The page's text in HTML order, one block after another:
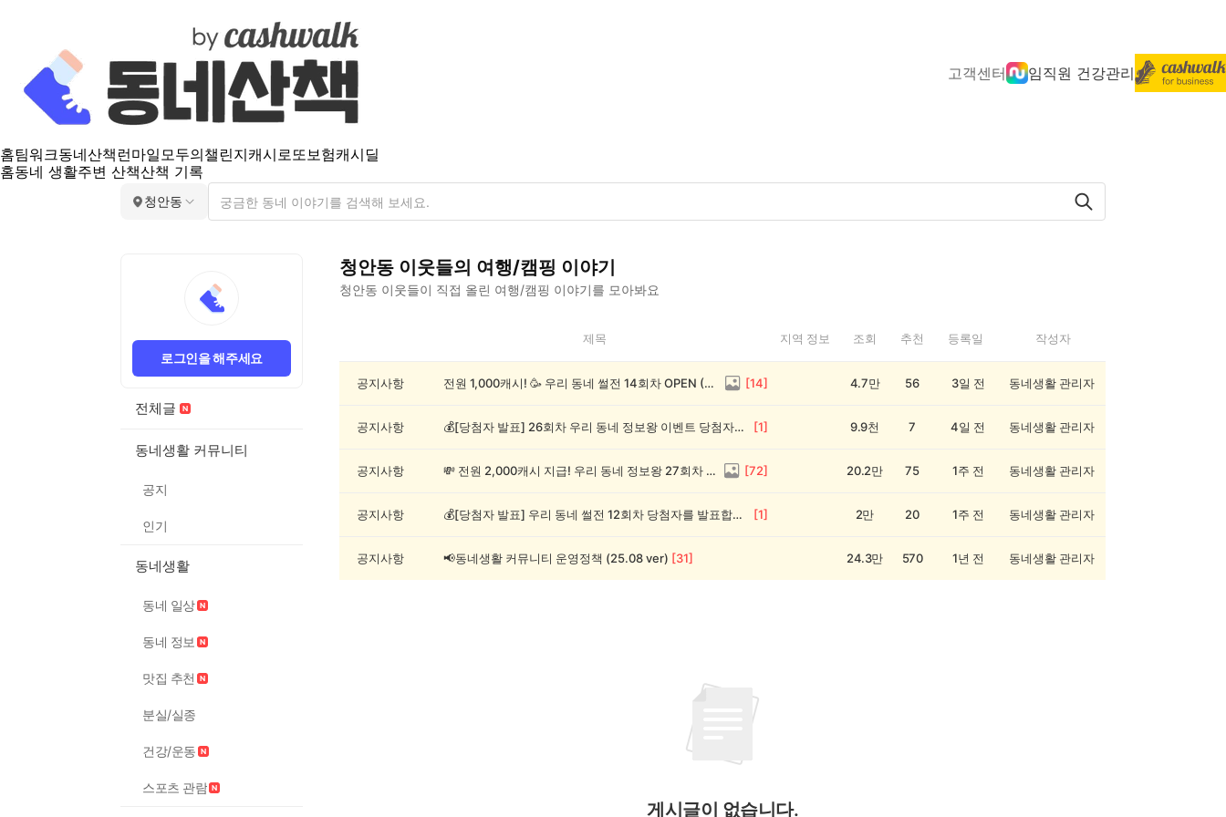
고객센터 임직원 건강관리
홈팀워크동네산책 런마일모두의챌린지캐시로또보험캐시딜
홈동네 생활주변 산책산책 기록
청안동
로그인을 해주세요
전체글
동네생활 커뮤니티
공지
인기
동네생활
동네 일상
동네 정보
맛집 추천
분실/실종
건강/운동
스포츠 관람
청안동 이웃들의 여행/캠핑 이야기
청안동 이웃들이 직접 올린 여행/캠핑 이야기를 모아봐요
동
제목 지역 정보 조회 추천 등록일 작성자
공지사항 전원 1,000캐시! 🥳 우리 동네 썰전 14회차 OPEN (~8/17) [14] 4.7만 56 3일 전 동네생활 관리자
공지사항 💰[당첨자 발표] 26회차 우리 동네 정보왕 이벤트 당첨자를 발표합니다! [1] 9.9천 7 4일 전 동네생활 관리자
공지사항 💸 전원 2,000캐시 지급! 우리 동네 정보왕 27회차 (~8/10) [72] 20.2만 75 1주 전 동네생활 관리자
공지사항 💰[당첨자 발표] 우리 동네 썰전 12회차 당첨자를 발표합니다! [1] 2만 20 1주 전 동네생활 관리자
공지사항 📢동네생활 커뮤니티 운영정책 (25.08 ver) [31] 24.3만 570 1년 전 동네생활 관리자
게시글이 없습니다.